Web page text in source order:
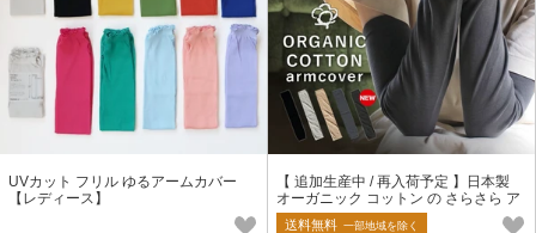
UVカット フリル ゆるアームカバー
【レディース】
【 追加生産中 / 再入荷予定 】日本製
オーガニック コットン の さらさら ア
ームカバー【春夏の定番商品】
送料無料 一部地域を除く